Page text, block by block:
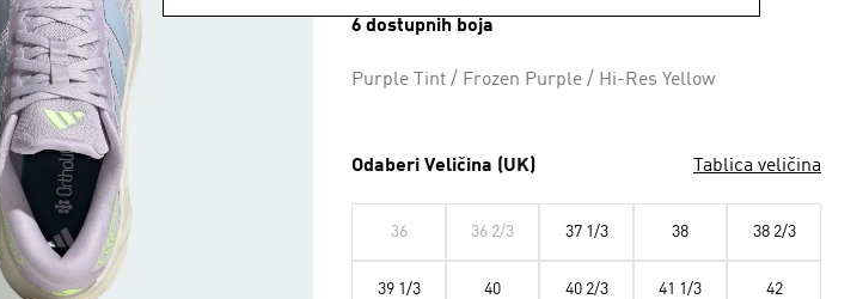
6 dostupnih boja
Purple Tint / Frozen Purple / Hi-Res Yellow
Odaberi Veličina (UK) Tablica veličina
36 36 2/3 37 1/3 38 38 2/3
39 1/3 40 40 2/3 41 1/3 42